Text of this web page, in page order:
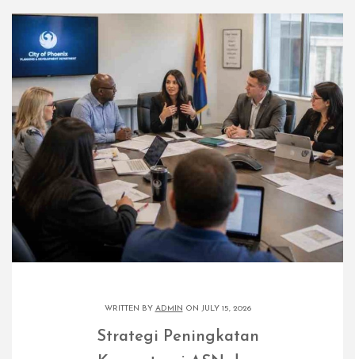
WRITTEN BY ADMIN ON JULY 15, 2026
Strategi Peningkatan